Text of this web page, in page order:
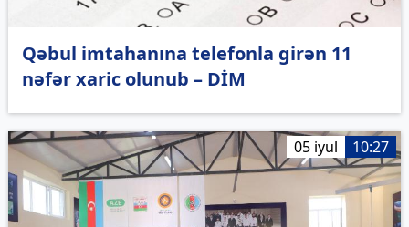
Qəbul imtahanına telefonla girən 11
nəfər xaric olunub – DİM
05 iyul 10:27